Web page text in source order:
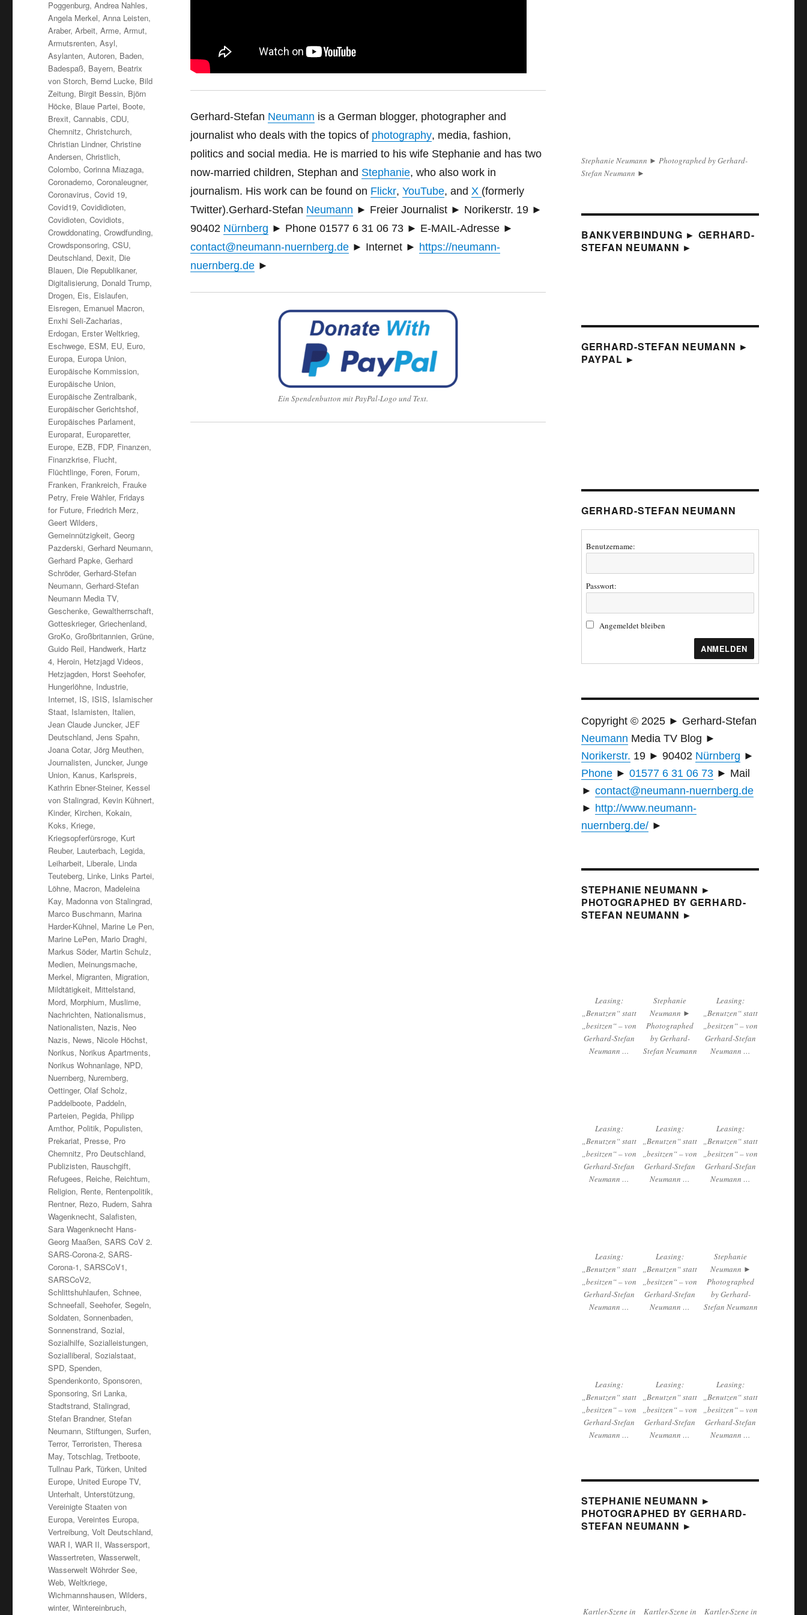
Gerhard-Stefan Neumann is a German blogger, photographer and
journalist who deals with the topics of photography, media, fashion,
politics and social media. He is married to his wife Stephanie and has two
now-married children, Stephan and Stephanie, who also work in
journalism. His work can be found on Flickr, YouTube, and X (formerly
Twitter).Gerhard-Stefan Neumann ► Freier Journalist ► Norikerstr. 19 ►
90402 Nürnberg ► Phone 01577 6 31 06 73► E-MAIL-Adresse ►
contact@neumann-nuernberg.de► Internet ► https://neumann-
nuernberg.de►
Ein Spendenbutton mit PayPal-Logo und Text.
Poggenburg,Andrea Nahles,
Angela Merkel,Anna Leisten,
Araber,Arbeit,Arme,Armut,
Armutsrenten,Asyl,
Asylanten,Autoren, Baden,
Badespaß, Bayern, Beatrix
von Storch, Bernd Lucke, Bild
Zeitung, Birgit Bessin, Björn
Höcke, Blaue Partei, Boote,
Brexit,Cannabis,CDU,
Chemnitz,Christchurch,
Christian Lindner,Christine
Andersen,Christlich,
Colombo,Corinna Miazaga,
Coronademo,Coronaleugner,
Coronavirus,Covid 19,
Covid19,Covididioten,
Covidioten,Covidiots,
Crowddonating,Crowdfunding,
Crowdsponsoring,CSU,
Deutschland, Dexit, Die
Blauen, Die Republikaner,
Digitalisierung, Donald Trump,
Drogen, Eis, Eislaufen,
Eisregen, Emanuel Macron,
Enxhi Seli-Zacharias,
Erdogan, Erster Weltkrieg,
Eschwege, ESM, EU, Euro,
Europa, Europa Union,
Europäische Kommission,
Europäische Union,
Europäische Zentralbank,
Europäischer Gerichtshof,
Europäisches Parlament,
Europarat, Europaretter,
Europe, EZB, FDP, Finanzen,
Finanzkrise, Flucht,
Flüchtlinge, Foren, Forum,
Franken, Frankreich, Frauke
Petry, Freie Wähler, Fridays
for Future, Friedrich Merz,
Geert Wilders,
Gemeinnützigkeit,Georg
Pazderski,Gerhard Neumann,
Gerhard Papke,Gerhard
Schröder,Gerhard-Stefan
Neumann,Gerhard-Stefan
Neumann Media TV,
Geschenke,Gewaltherrschaft,
Gotteskrieger,Griechenland,
GroKo,Großbritannien,Grüne,
Guido Reil, Handwerk, Hartz
4, Heroin, Hetzjagd Videos,
Hetzjagden, Horst Seehofer,
Hungerlöhne, Industrie,
Internet, IS, ISIS, Islamischer
Staat, Islamisten, Italien,
Jean Claude Juncker,JEF
Deutschland,Jens Spahn,
Joana Cotar,Jörg Meuthen,
Journalisten,Juncker,Junge
Union, Kanus, Karlspreis,
Kathrin Ebner-Steiner, Kessel
von Stalingrad, Kevin Kühnert,
Kinder, Kirchen, Kokain,
Koks, Kriege,
Kriegsopferfürsroge, Kurt
Reuber, Lauterbach, Legida,
Leiharbeit, Liberale, Linda
Teuteberg, Linke, Links Partei,
Löhne, Macron, Madeleina
Kay, Madonna von Stalingrad,
Marco Buschmann, Marina
Harder-Kühnel, Marine Le Pen,
Marine LePen, Mario Draghi,
Markus Söder, Martin Schulz,
Medien, Meinungsmache,
Merkel, Migranten, Migration,
Mildtätigkeit, Mittelstand,
Mord, Morphium, Muslime,
Nachrichten, Nationalismus,
Nationalisten, Nazis, Neo
Nazis, News, Nicole Höchst,
Norikus, Norikus Apartments,
Norikus Wohnanlage, NPD,
Nuernberg, Nuremberg,
Oettinger,Olaf Scholz,
Paddelboote, Paddeln,
Parteien, Pegida, Philipp
Amthor, Politik, Populisten,
Prekariat, Presse, Pro
Chemnitz, Pro Deutschland,
Publizisten, Rauschgift,
Refugees, Reiche, Reichtum,
Religion, Rente, Rentenpolitik,
Rentner, Rezo, Rudern,Sahra
Wagenknecht,Salafisten,
Sara Wagenknecht Hans-
Georg Maaßen,SARS CoV 2.
SARS-Corona-2,SARS-
Corona-1,SARSCoV1,
SARSCoV2,
Schlittshuhlaufen,Schnee,
Schneefall,Seehofer,Segeln,
Soldaten,Sonnenbaden,
Sonnenstrand,Sozial,
Sozialhilfe,Sozialleistungen,
Sozialliberal,Sozialstaat,
SPD,Spenden,
Spendenkonto,Sponsoren,
Sponsoring,Sri Lanka,
Stadtstrand,Stalingrad,
Stefan Brandner,Stefan
Neumann,Stiftungen,Surfen,
Terror,Terroristen,Theresa
May,Totschlag,Tretboote,
Tullnau Park,Türken, United
Europe, United Europe TV,
Unterhalt, Unterstützung,
Vereinigte Staaten von
Europa,Vereintes Europa,
Vertreibung,Volt Deutschland,
WAR I,WAR II,Wassersport,
Wassertreten,Wasserwelt,
Wasserwelt Wöhrder See,
Web,Weltkriege,
Wichmannshausen,Wilders,
winter,Wintereinbruch,
Stephanie Neumann ► Photographed by Gerhard-
Stefan Neumann ►
BANKVERBINDUNG ► GERHARD-
STEFAN NEUMANN ►
GERHARD-STEFAN NEUMANN ►
PAYPAL ►
GERHARD-STEFAN NEUMANN
Benutzername:
Passwort:
Angemeldet bleiben
ANMELDEN
Copyright © 2025 ► Gerhard-Stefan
Neumann Media TV Blog ►
Norikerstr. 19 ► 90402 Nürnberg ►
Phone► 01577 6 31 06 73 ► Mail
► contact@neumann-nuernberg.de
► http://www.neumann-
nuernberg.de/ ►
STEPHANIE NEUMANN ►
PHOTOGRAPHED BY GERHARD-
STEFAN NEUMANN ►
Leasing:
„Benutzen“ statt
„besitzen“ – von
Gerhard-Stefan
Neumann …
Stephanie
Neumann ►
Photographed
by Gerhard-
Stefan Neumann
Leasing:
„Benutzen“ statt
„besitzen“ – von
Gerhard-Stefan
Neumann …
Leasing:
„Benutzen“ statt
„besitzen“ – von
Gerhard-Stefan
Neumann …
Leasing:
„Benutzen“ statt
„besitzen“ – von
Gerhard-Stefan
Neumann …
Leasing:
„Benutzen“ statt
„besitzen“ – von
Gerhard-Stefan
Neumann …
Leasing:
„Benutzen“ statt
„besitzen“ – von
Gerhard-Stefan
Neumann …
Leasing:
„Benutzen“ statt
„besitzen“ – von
Gerhard-Stefan
Neumann …
Stephanie
Neumann ►
Photographed
by Gerhard-
Stefan Neumann
Leasing:
„Benutzen“ statt
„besitzen“ – von
Gerhard-Stefan
Neumann …
Leasing:
„Benutzen“ statt
„besitzen“ – von
Gerhard-Stefan
Neumann …
Leasing:
„Benutzen“ statt
„besitzen“ – von
Gerhard-Stefan
Neumann …
STEPHANIE NEUMANN ►
PHOTOGRAPHED BY GERHARD-
STEFAN NEUMANN ►
Kartler-Szene in Kartler-Szene in Kartler-Szene in